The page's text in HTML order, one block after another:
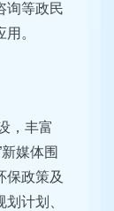
询等政民
。
，丰富
媒体围
保政策及
计划、